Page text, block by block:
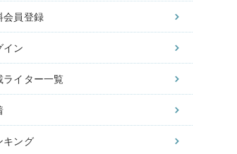
会員登録
イン
ライター一覧
キング